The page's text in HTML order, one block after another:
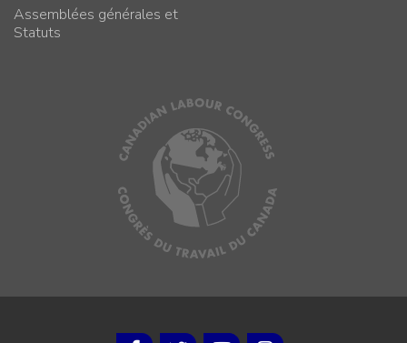
Assemblées générales et
Statuts